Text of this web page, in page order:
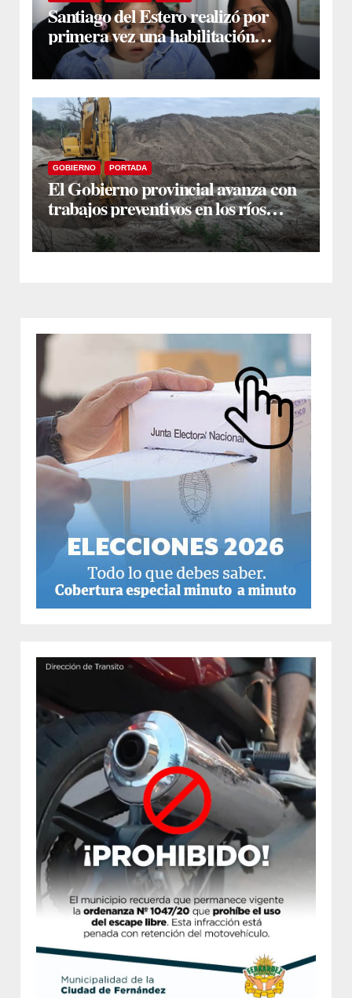
Santiago del Estero realizó por
primera vez una habilitación
auditiva con vincha de conducción
ósea
GOBIERNO PORTADA
El Gobierno provincial avanza con
trabajos preventivos en los ríos
Dulce y Salado y en los Bajos
Submeridionales